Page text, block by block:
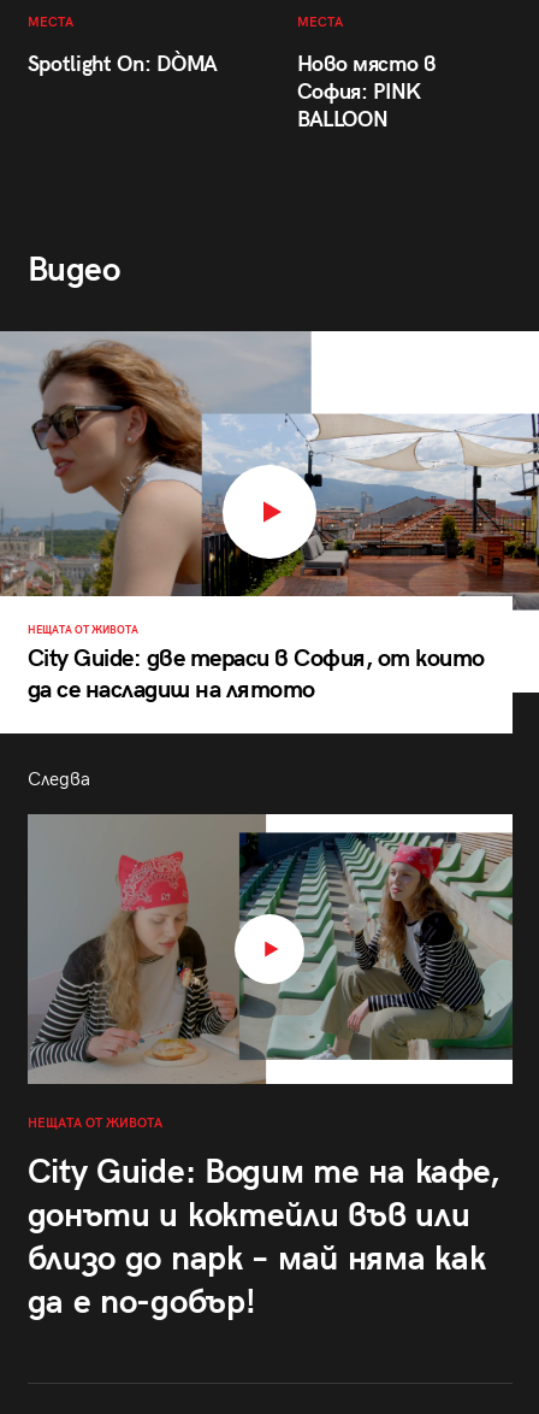
МЕСТА
Spotlight On: DÒMA
МЕСТА
Ново място в
София: PINK
BALLOON
Видео
НЕЩАТА ОТ ЖИВОТА
City Guide: две тераси в София, от които
да се насладиш на лятото
Следва
НЕЩАТА ОТ ЖИВОТА
City Guide: Водим те на кафе,
донъти и коктейли във или
близо до парк – май няма как
да е по-добър!